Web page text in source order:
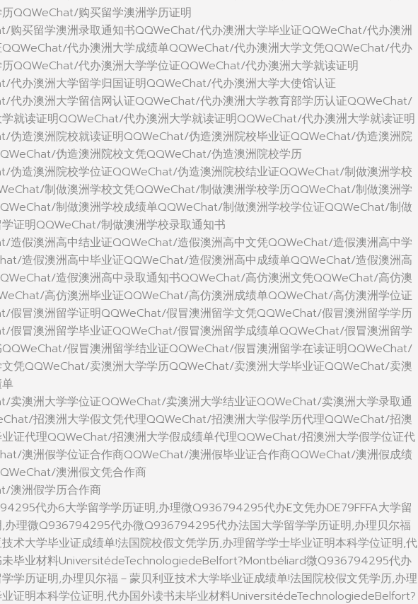
QQWeChat/购买留学澳洲学历证明
购买留学澳洲录取通知书QQWeChat/代办澳洲大学毕业证QQWeChat/代办澳洲
代办澳洲大学成绩单QQWeChat/代办澳洲大学文凭QQWeChat/代办
QQWeChat/代办澳洲大学学位证QQWeChat/代办澳洲大学就读证明
代办澳洲大学留学归国证明QQWeChat/代办澳洲大学大使馆认证
代办澳洲大学留信网认证QQWeChat/代办澳洲大学教育部学历认证QQWeChat/
就读证明QQWeChat/代办澳洲大学就读证明QQWeChat/代办澳洲大学就读证明
伪造澳洲院校就读证明QQWeChat/伪造澳洲院校毕业证QQWeChat/伪造澳洲院
伪造澳洲院校文凭QQWeChat/伪造澳洲院校学历
伪造澳洲院校学位证QQWeChat/伪造澳洲院校结业证QQWeChat/制做澳洲学校
制做澳洲学校文凭QQWeChat/制做澳洲学校学历QQWeChat/制做澳洲学
制做澳洲学校成绩单QQWeChat/制做澳洲学校学位证QQWeChat/制做
证明QQWeChat/制做澳洲学校录取通知书
造假澳洲高中结业证QQWeChat/造假澳洲高中文凭QQWeChat/造假澳洲高中学
造假澳洲高中毕业证QQWeChat/造假澳洲高中成绩单QQWeChat/造假澳洲高
造假澳洲高中录取通知书QQWeChat/高仿澳洲文凭QQWeChat/高仿澳
高仿澳洲毕业证QQWeChat/高仿澳洲成绩单QQWeChat/高仿澳洲学位证
假冒澳洲留学证明QQWeChat/假冒澳洲留学文凭QQWeChat/假冒澳洲留学学历
假冒澳洲留学毕业证QQWeChat/假冒澳洲留学成绩单QQWeChat/假冒澳洲留学
假冒澳洲留学结业证QQWeChat/假冒澳洲留学在读证明QQWeChat/
凭QQWeChat/卖澳洲大学学历QQWeChat/卖澳洲大学毕业证QQWeChat/卖澳
卖澳洲大学学位证QQWeChat/卖澳洲大学结业证QQWeChat/卖澳洲大学录取通
招澳洲大学假文凭代理QQWeChat/招澳洲大学假学历代理QQWeChat/招澳
证代理QQWeChat/招澳洲大学假成绩单代理QQWeChat/招澳洲大学假学位证代
澳洲假学位证合作商QQWeChat/澳洲假毕业证合作商QQWeChat/澳洲假成绩
澳洲假文凭合作商
澳洲假学历合作商
代办6大学留学学历证明,办理微Q936794295代办E文凭办DE79FFFA大学留
办理微Q936794295代办微Q936794295代办法国大学留学学历证明,办理贝尔福
技术大学毕业证成绩单!法国院校假文凭学历,办理留学学士毕业证明本科学位证明,代
未毕业材料UniversitédeTechnologiedeBelfort?Montbéliard微Q936794295代办
学历证明,办理贝尔福－蒙贝利亚技术大学毕业证成绩单!法国院校假文凭学历,办理
证明本科学位证明,代办国外读书未毕业材料UniversitédeTechnologiedeBelfort?